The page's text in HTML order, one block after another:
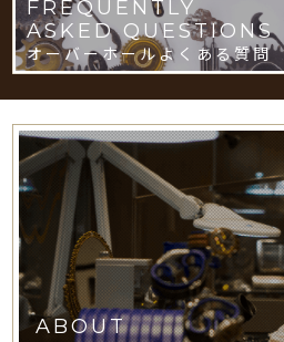
FREQUENTLY
ASKED QUESTIONS
オーバーホールよくある質問
ABOUT